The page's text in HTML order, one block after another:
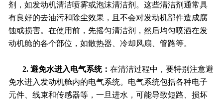
剂，如发动机清洁喷雾或泡沫清洁剂。这些清洁剂通常具
有良好的去油污和除尘效果，且不会对发动机部件造成腐
蚀或损害。在使用前，先摇匀清洁剂，然后均匀喷洒在发
动机舱的各个部位，如散热器、冷却风扇、管路等。
2. 避免水进入电气系统： 在清洁过程中，要特别注意避
免水进入发动机舱内的电气系统。电气系统包括各种电子
元件、线束和传感器等，一旦进水，可能导致短路、损坏